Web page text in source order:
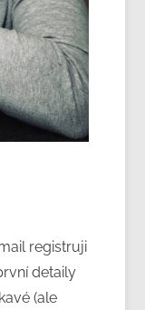
registruji
detaily
(ale